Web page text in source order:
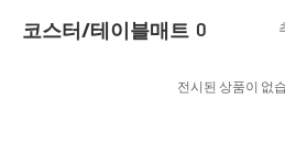
코스터/테이블매트 0
전시된 상품이 없